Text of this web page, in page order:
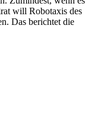
will Robotaxis des
Das berichtet die